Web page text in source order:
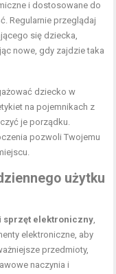
i dostosowane do
Regularnie przeglądaj
się dziecka,
nowe, gdy zajdzie taka
dziecko w
na pojemnikach z
je porządku.
pozwoli Twojemu
użytku
i sprzęt elektroniczny,
elektroniczne, aby
przedmioty,
naczynia i